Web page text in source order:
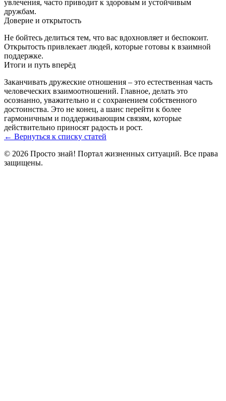
увлечения, часто приводит к здоровым и устойчивым
дружбам.
Доверие и открытость
Не бойтесь делиться тем, что вас вдохновляет и беспокоит.
Открытость привлекает людей, которые готовы к взаимной
поддержке.
Итоги и путь вперёд
Заканчивать дружеские отношения – это естественная часть
человеческих взаимоотношений. Главное, делать это
осознанно, уважительно и с сохранением собственного
достоинства. Это не конец, а шанс перейти к более
гармоничным и поддерживающим связям, которые
действительно приносят радость и рост.
← Вернуться к списку статей
© 2026 Просто знай! Портал жизненных ситуаций. Все права
защищены.